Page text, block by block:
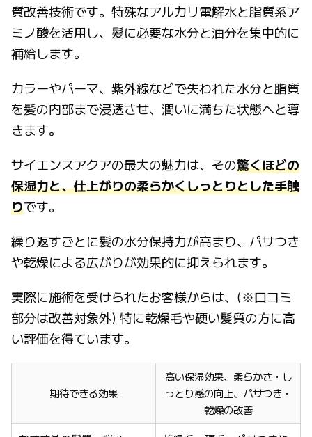
質改善技術です。特殊なアルカリ電解水と脂質系ア
ミノ酸を活用し、髪に必要な水分と油分を集中的に
補給します。
カラーやパーマ、紫外線などで失われた水分と脂質
を髪の内部まで浸透させ、潤いに満ちた状態へと導
きます。
サイエンスアクアの最大の魅力は、その驚くほどの
保湿力と、仕上がりの柔らかくしっとりとした手触
りです。
繰り返すごとに髪の水分保持力が高まり、パサつき
や乾燥による広がりが効果的に抑えられます。
実際に施術を受けられたお客様からは、(※口コミ
部分は改善対象外) 特に乾燥毛や硬い髪質の方に高
い評価を得ています。
期待できる効果
高い保湿効果、柔らかさ・し
っとり感の向上、パサつき・
乾燥の改善